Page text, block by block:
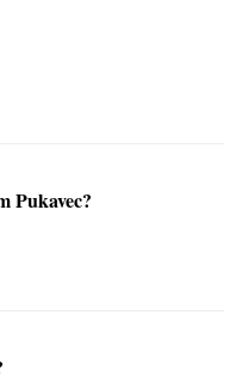
Pukavec?